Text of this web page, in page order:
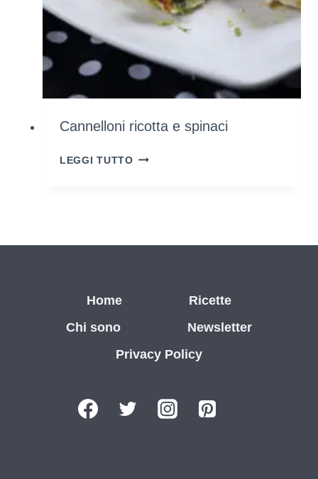
Cannelloni ricotta e spinaci
LEGGI TUTTOCANNELLONI
Home
Ricette
Chi sono
Newsletter
Privacy Policy